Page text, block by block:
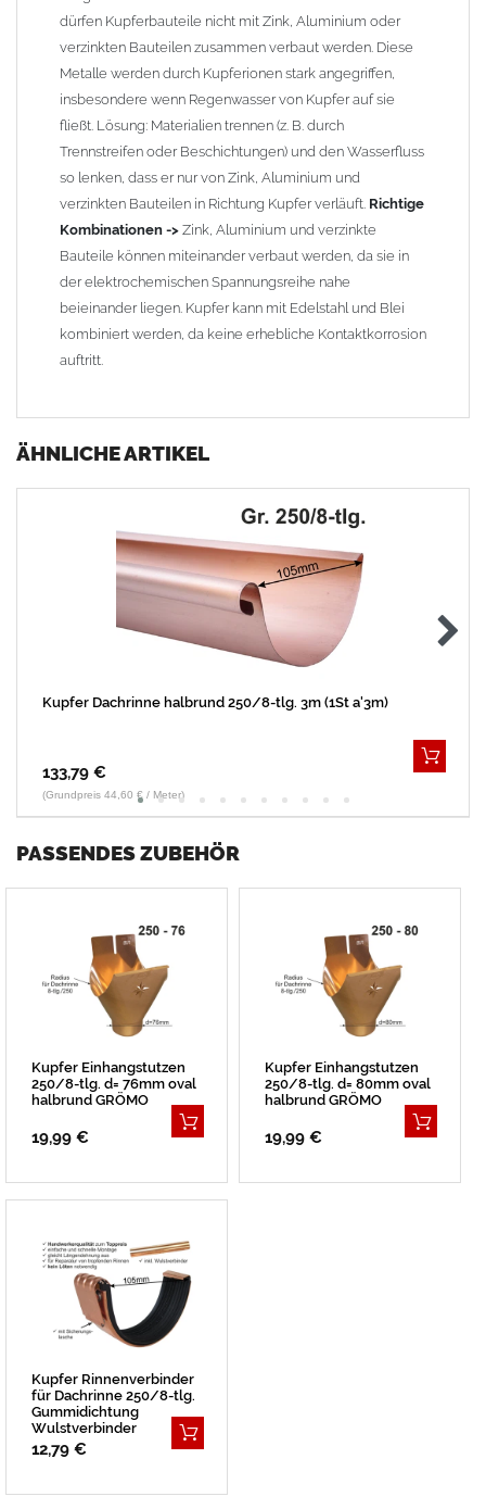
dürfen Kupferbauteile nicht mit Zink, Aluminium oder
verzinkten Bauteilen zusammen verbaut werden. Diese
Metalle werden durch Kupferionen stark angegriffen,
insbesondere wenn Regenwasser von Kupfer auf sie
fließt. Lösung: Materialien trennen (z. B. durch
Trennstreifen oder Beschichtungen) und den Wasserfluss
so lenken, dass er nur von Zink, Aluminium und
verzinkten Bauteilen in Richtung Kupfer verläuft. Richtige
Kombinationen -> Zink, Aluminium und verzinkte
Bauteile können miteinander verbaut werden, da sie in
der elektrochemischen Spannungsreihe nahe
beieinander liegen. Kupfer kann mit Edelstahl und Blei
kombiniert werden, da keine erhebliche Kontaktkorrosion
auftritt.
ÄHNLICHE ARTIKEL
Kupfer Dachrinne halbrund 250/8-tlg. 3m (1St a'3m)
133,79 €
(Grundpreis 44,60 € / Meter)
PASSENDES ZUBEHÖR
Kupfer Einhangstutzen
250/8-tlg. d= 76mm oval
halbrund GRÖMO
19,99 €
Kupfer Einhangstutzen
250/8-tlg. d= 80mm oval
halbrund GRÖMO
19,99 €
Kupfer Rinnenverbinder
für Dachrinne 250/8-tlg.
Gummidichtung
Wulstverbinder
12,79 €